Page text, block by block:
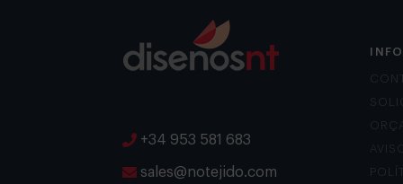
+34 953 581 683
sales@notejido.com